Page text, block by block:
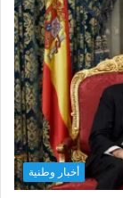
أخبار وطنية